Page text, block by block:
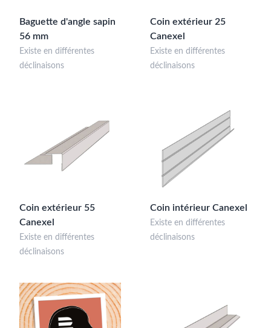
Baguette d'angle sapin
56 mm
Existe en différentes
déclinaisons
Coin extérieur 25
Canexel
Existe en différentes
déclinaisons
Coin extérieur 55
Canexel
Existe en différentes
déclinaisons
Coin intérieur Canexel
Existe en différentes
déclinaisons